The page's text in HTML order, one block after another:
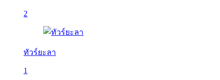
2
ทัวร์ยะลา
1